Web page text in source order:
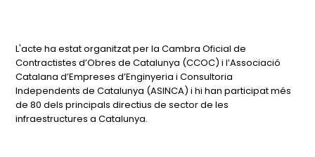
L'acte ha estat organitzat per la Cambra Oficial de
Contractistes d’Obres de Catalunya (CCOC) i l’Associació
Catalana d’Empreses d’Enginyeria i Consultoria
Independents de Catalunya (ASINCA) i hi han participat més
de 80 dels principals directius de sector de les
infraestructures a Catalunya.